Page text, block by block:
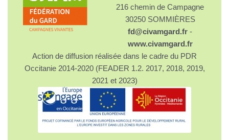
216 chemin de Campagne
30250 SOMMIÈRES
fd@civamgard.fr -
www.civamgard.fr
Action de diffusion réalisée dans le cadre du PDR
Occitanie 2014-2020 (FEADER 1.2. 2017, 2018, 2019,
2021 et 2023)